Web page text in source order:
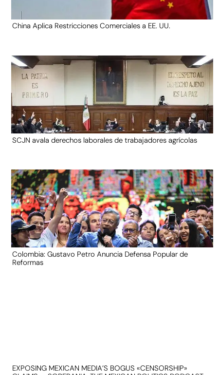
China Aplica Restricciones Comerciales a EE. UU.
SCJN avala derechos laborales de trabajadores agrícolas
Colombia: Gustavo Petro Anuncia Defensa Popular de
Reformas
EXPOSING MEXICAN MEDIA’S BOGUS «CENSORSHIP»